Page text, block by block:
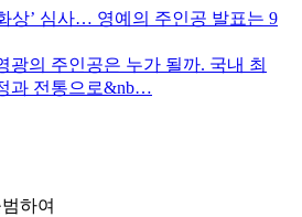
상’ 심사… 영예의 주인공 발표는 9
광의 주인공은 누가 될까. 국내 최
과 전통으로&nb…
하여